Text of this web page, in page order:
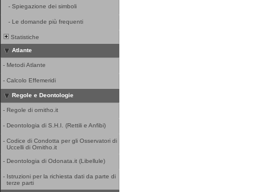
- Spiegazione dei simboli
- Le domande più frequenti
Statistiche
Atlante
- Metodi Atlante
- Calcolo Effemeridi
Regole e Deontologie
- Regole di ornitho.it
- Deontologia di S.H.I. (Rettili e Anfibi)
- Codice di Condotta per gli Osservatori di
Uccelli di Ornitho.it
- Deontologia di Odonata.it (Libellule)
- Istruzioni per la richiesta dati da parte di
terze parti